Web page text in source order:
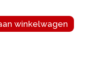
winkelwagen